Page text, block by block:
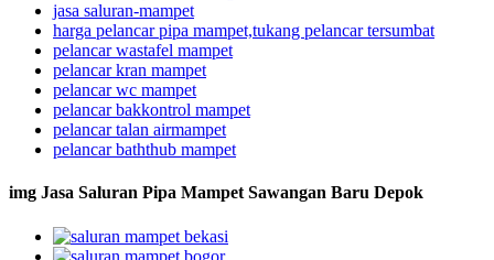
jasa saluran-mampet
harga pelancar pipa mampet,tukang pelancar tersumbat
pelancar wastafel mampet
pelancar kran mampet
pelancar wc mampet
pelancar bakkontrol mampet
pelancar talan airmampet
pelancar baththub mampet
img Jasa Saluran Pipa Mampet Sawangan Baru Depok